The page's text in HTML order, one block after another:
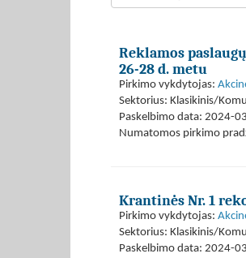
Reklamos
26-28 d. metu
Pirkimo vykdytojas:
Sektorius: Klasikinis/
Paskelbimo data: 2024-
Numatomos pirkimo
Krantinės Nr. 1
Pirkimo vykdytojas:
Sektorius: Klasikinis/
Paskelbimo data: 2024-